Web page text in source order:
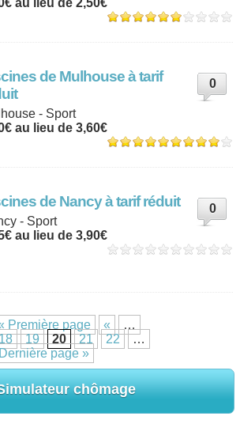
de Mulhouse à tarif
0
- Sport
au lieu de 3,60€
de Nancy à tarif réduit
0
- Sport
au lieu de 3,90€
Première page «
…
19 20 21 22
…
page »
chômage